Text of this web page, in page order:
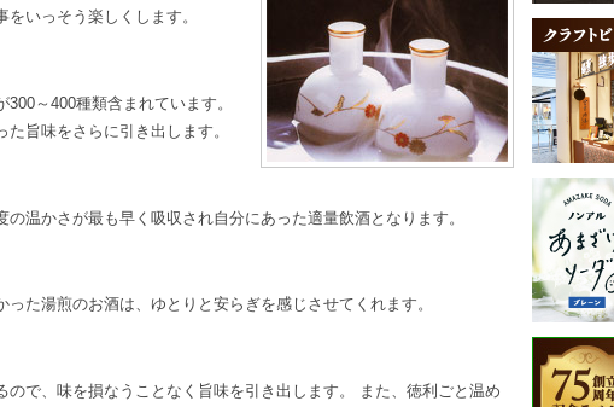
いっそう楽しくします。
～400種類含まれています。
旨味をさらに引き出します。
温かさが最も早く吸収され自分にあった適量飲酒となります。
た湯煎のお酒は、ゆとりと安らぎを感じさせてくれます。
で、味を損なうことなく旨味を引き出します。 また、徳利ごと温め